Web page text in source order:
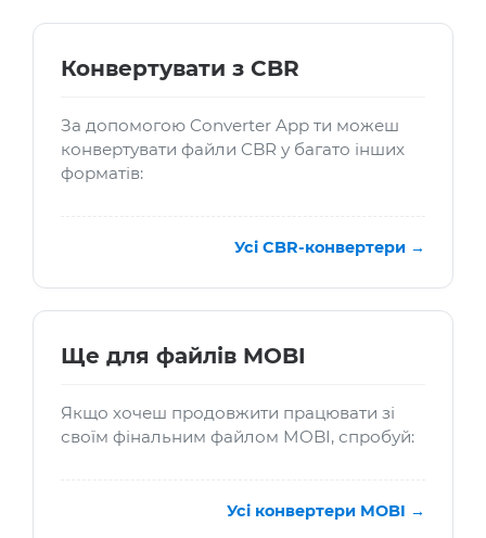
Конвертувати з CBR
За допомогою Converter App ти можеш
конвертувати файли CBR у багато інших
форматів:
Усі CBR-конвертери →
Ще для файлів MOBI
Якщо хочеш продовжити працювати зі
своїм фінальним файлом MOBI, спробуй:
Усі конвертери MOBI →